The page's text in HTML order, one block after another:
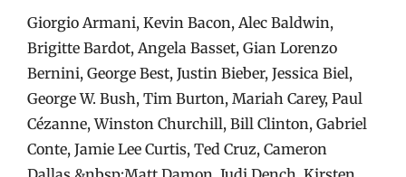
Giorgio Armani, Kevin Bacon, Alec Baldwin,
Brigitte Bardot, Angela Basset, Gian Lorenzo
Bernini, George Best, Justin Bieber, Jessica Biel,
George W. Bush, Tim Burton, Mariah Carey, Paul
Cézanne, Winston Churchill, Bill Clinton, Gabriel
Conte, Jamie Lee Curtis, Ted Cruz, Cameron